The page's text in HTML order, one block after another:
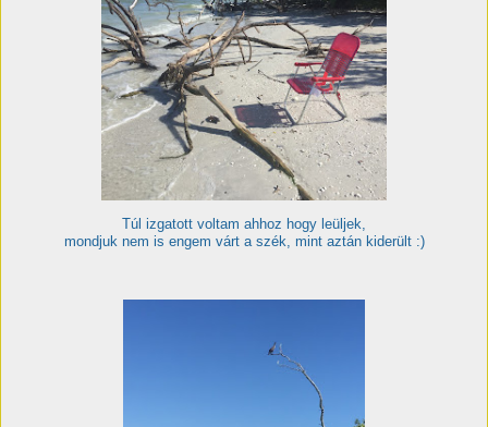
Túl izgatott voltam ahhoz hogy leüljek,
mondjuk nem is engem várt a szék, mint aztán kiderült :)